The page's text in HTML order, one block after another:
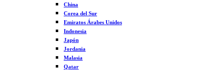
China
Corea del Sur
Emiratos Árabes Unidos
Indonesia
Japón
Jordania
Malasia
Qatar